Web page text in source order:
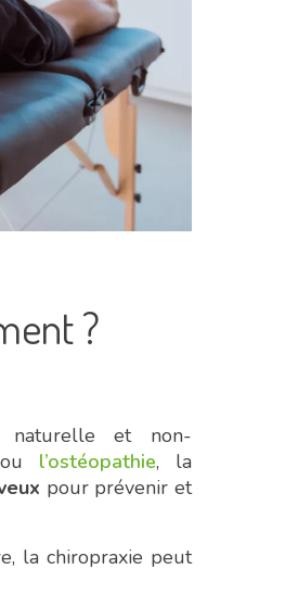
?
naturelle et non-
l’ostéopathie, la
pour prévenir et
la chiropraxie peut